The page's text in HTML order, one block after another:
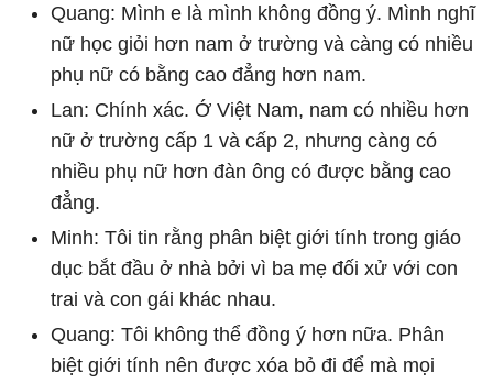
Quang: Mình e là mình không đồng ý. Mình nghĩ
nữ học giỏi hơn nam ở trường và càng có nhiều
phụ nữ có bằng cao đẳng hơn nam.
Lan: Chính xác. Ớ Việt Nam, nam có nhiều hơn
nữ ở trường cấp 1 và cấp 2, nhưng càng có
nhiều phụ nữ hơn đàn ông có được bằng cao
đẳng.
Minh: Tôi tin rằng phân biệt giới tính trong giáo
dục bắt đầu ở nhà bởi vì ba mẹ đối xử với con
trai và con gái khác nhau.
Quang: Tôi không thể đồng ý hơn nữa. Phân
biệt giới tính nên được xóa bỏ đi để mà mọi